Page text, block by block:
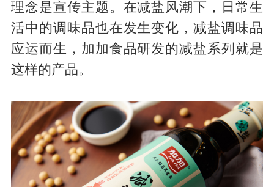
理念是宣传主题。在减盐风潮下，日常生
活中的调味品也在发生变化，减盐调味品
应运而生，加加食品研发的减盐系列就是
这样的产品。